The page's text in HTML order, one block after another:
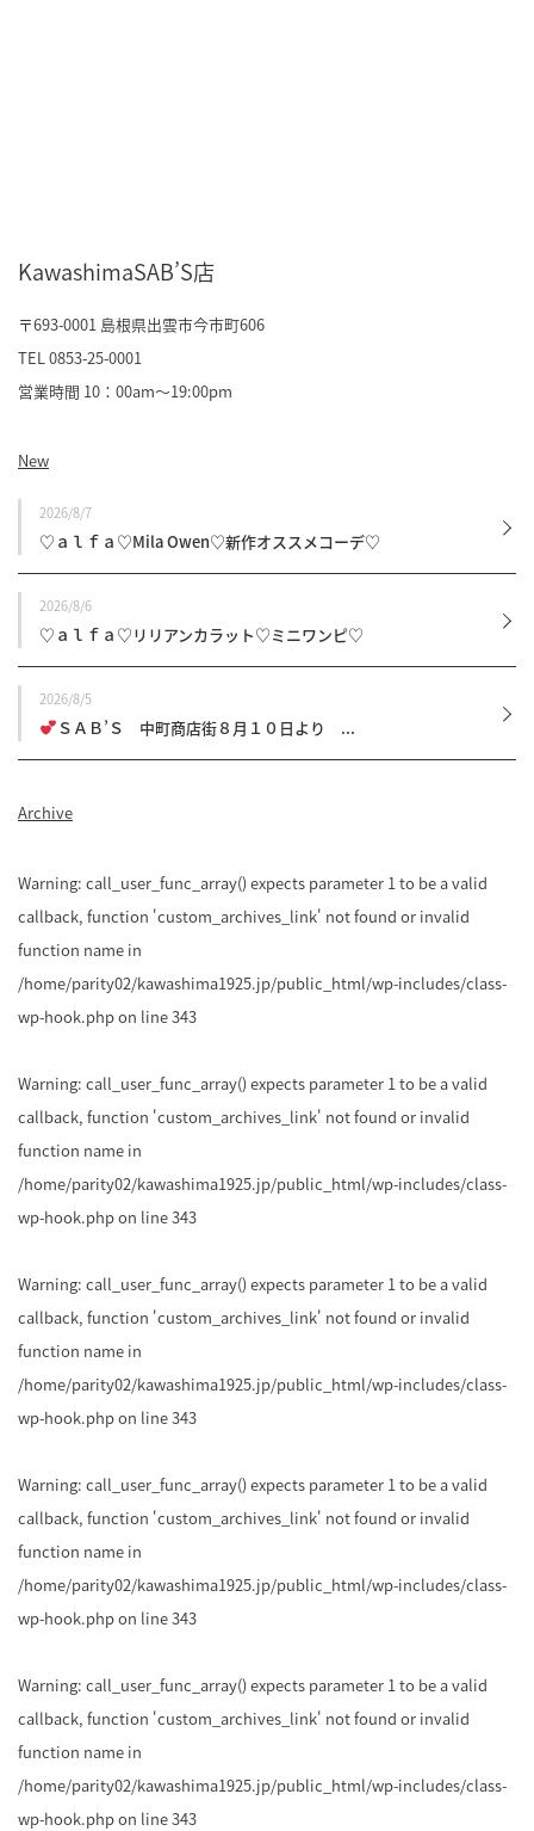
KawashimaSAB’S店
〒693-0001 島根県出雲市今市町606
TEL 0853-25-0001
営業時間 10：00am～19:00pm
New
2026/8/7
♡ａｌｆａ♡Mila Owen♡新作オススメコーデ♡
2026/8/6
♡ａｌｆａ♡リリアンカラット♡ミニワンピ♡
2026/8/5
ＳＡＢ’Ｓ 中町商店街８月１０日より ...
Archive
Warning: call_user_func_array() expects parameter 1 to be a valid
callback, function 'custom_archives_link' not found or invalid
function name in
/home/parity02/kawashima1925.jp/public_html/wp-includes/class-
wp-hook.phpon line343
Warning: call_user_func_array() expects parameter 1 to be a valid
callback, function 'custom_archives_link' not found or invalid
function name in
/home/parity02/kawashima1925.jp/public_html/wp-includes/class-
wp-hook.phpon line343
Warning: call_user_func_array() expects parameter 1 to be a valid
callback, function 'custom_archives_link' not found or invalid
function name in
/home/parity02/kawashima1925.jp/public_html/wp-includes/class-
wp-hook.phpon line343
Warning: call_user_func_array() expects parameter 1 to be a valid
callback, function 'custom_archives_link' not found or invalid
function name in
/home/parity02/kawashima1925.jp/public_html/wp-includes/class-
wp-hook.phpon line343
Warning: call_user_func_array() expects parameter 1 to be a valid
callback, function 'custom_archives_link' not found or invalid
function name in
/home/parity02/kawashima1925.jp/public_html/wp-includes/class-
wp-hook.phpon line343